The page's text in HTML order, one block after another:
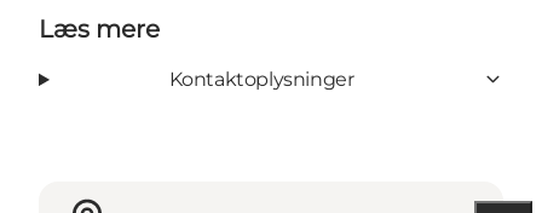
Læs mere
Kontaktoplysninger